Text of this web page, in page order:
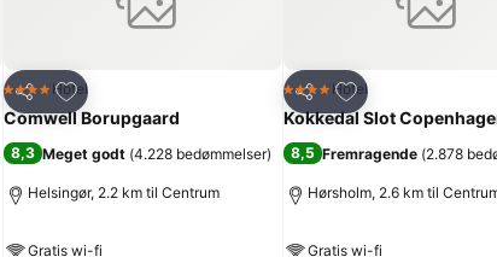
)
Del
Føj til favoritter
4 StjernerHotel
Comwell Borupgaard
8,3 Meget godt (4.228 bedømmelser)
Helsingør, 2.2 km til Centrum
Gratis wi-fi
Del
Føj til favoritter
4 StjernerHotel
Kokkedal Slot
8,5 Fremragende (2.878
Hørsholm, 2.6 km til
Gratis wi-fi